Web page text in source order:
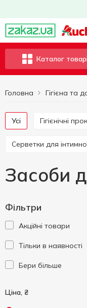
Каталог
Головна Гігієна та
Усі Гігієнічні
Серветки для
Засоби
Фільтри
Акційні товари
Тільки в наявності
Бери більше
Ціна, ₴